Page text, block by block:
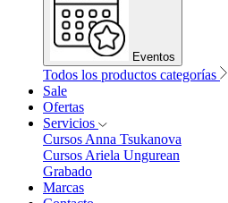
Eventos
Todos los productos categorías
Sale
Ofertas
Servicios
Cursos Anna Tsukanova
Cursos Ariela Ungurean
Grabado
Marcas